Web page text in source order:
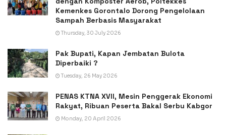
Kemenkes Gorontalo Dorong Pengelolaan
Sampah Berbasis Masyarakat
Thursday, 30 July 2026
Pak Bupati, Kapan Jembatan Bulota
Diperbaiki ?
Tuesday, 26 May 2026
PENAS KTNA XVII, Mesin Penggerak Ekonomi
Rakyat, Ribuan Peserta Bakal Serbu Kabgor
Monday, 20 April 2026